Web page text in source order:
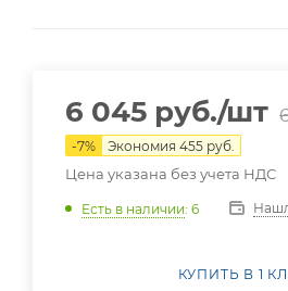
6 045 руб./шт
-7% Экономия 455 руб.
Цена указана без учета НДС
Есть в наличии: 6
КУПИТЬ В 1